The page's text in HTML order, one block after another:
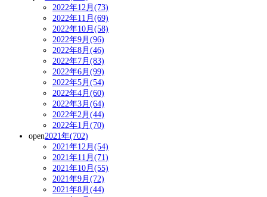
2022年12月(73)
2022年11月(69)
2022年10月(58)
2022年9月(96)
2022年8月(46)
2022年7月(83)
2022年6月(99)
2022年5月(54)
2022年4月(60)
2022年3月(64)
2022年2月(44)
2022年1月(70)
open2021年(702)
2021年12月(54)
2021年11月(71)
2021年10月(55)
2021年9月(72)
2021年8月(44)